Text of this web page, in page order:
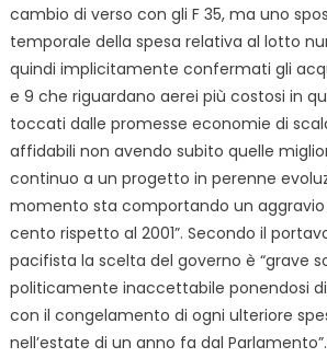
cambio di verso con gli F 35, ma uno
temporale della spesa relativa al lotto
quindi implicitamente confermati gli
e 9 che riguardano aerei più costosi in
toccati dalle promesse economie di
affidabili non avendo subito quelle
continuo a un progetto in perenne
momento sta comportando un aggravio
cento rispetto al 2001”. Secondo il
pacifista la scelta del governo è “grave
politicamente inaccettabile ponendosi
con il congelamento di ogni ulteriore
nell’estate di un anno fa dal